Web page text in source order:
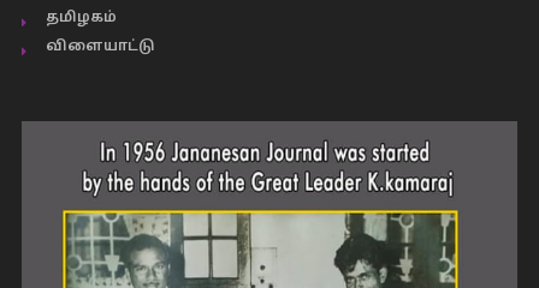
தமிழகம்
விளையாட்டு